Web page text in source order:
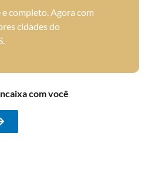
completo. Agora com
cidades do
com você